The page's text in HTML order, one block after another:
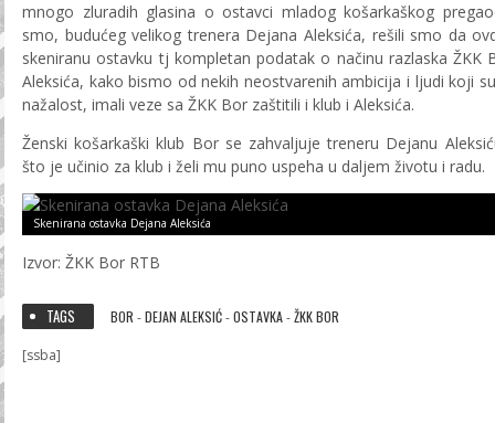
mnogo zluradih glasina o ostavci mladog košarkaškog
smo, budućeg velikog trenera Dejana Aleksića, rešili smo da
skeniranu ostavku tj kompletan podatak o načinu razlaska ŽKK
Aleksića, kako bismo od nekih neostvarenih ambicija i ljudi koji
nažalost, imali veze sa ŽKK Bor zaštitili i klub i Aleksića.
Ženski košarkaški klub Bor se zahvaljuje treneru Dejanu
što je učinio za klub i želi mu puno uspeha u daljem životu i radu.
Skenirana ostavka Dejana Aleksića
Izvor: ŽKK Bor RTB
TAGS BOR -DEJAN ALEKSIĆ-OSTAVKA-ŽKK BOR
[ssba]